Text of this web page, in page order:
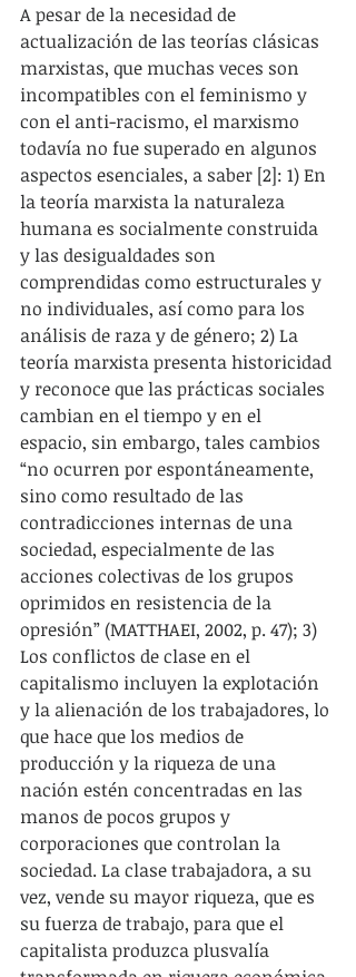
A pesar de la necesidad de
actualización de las teorías clásicas
marxistas, que muchas veces son
incompatibles con el feminismo y
con el anti-racismo, el marxismo
todavía no fue superado en algunos
aspectos esenciales, a saber [2]: 1) En
la teoría marxista la naturaleza
humana es socialmente construida
y las desigualdades son
comprendidas como estructurales y
no individuales, así como para los
análisis de raza y de género; 2) La
teoría marxista presenta historicidad
y reconoce que las prácticas sociales
cambian en el tiempo y en el
espacio, sin embargo, tales cambios
“no ocurren por espontáneamente,
sino como resultado de las
contradicciones internas de una
sociedad, especialmente de las
acciones colectivas de los grupos
oprimidos en resistencia de la
opresión” (MATTHAEI, 2002, p. 47); 3)
Los conflictos de clase en el
capitalismo incluyen la explotación
y la alienación de los trabajadores, lo
que hace que los medios de
producción y la riqueza de una
nación estén concentradas en las
manos de pocos grupos y
corporaciones que controlan la
sociedad. La clase trabajadora, a su
vez, vende su mayor riqueza, que es
su fuerza de trabajo, para que el
capitalista produzca plusvalía